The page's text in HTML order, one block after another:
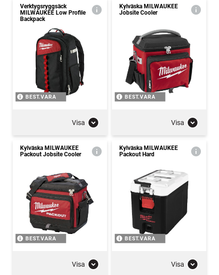
Verktygsryggsäck
MILWAUKEE Low Profile
Backpack
BEST.VARA
Visa
Kylväska MILWAUKEE
Jobsite Cooler
BEST.VARA
Visa
Kylväska MILWAUKEE
Packout Jobsite Cooler
BEST.VARA
Visa
Kylväska MILWAUKEE
Packout Hard
BEST.VARA
Visa